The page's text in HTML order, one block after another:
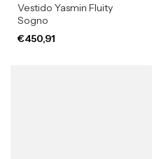
Vestido Yasmin Fluity
Sogno
€450,91